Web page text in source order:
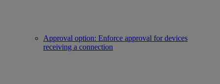
Approval option: Enforce approval for devices
receiving a connection